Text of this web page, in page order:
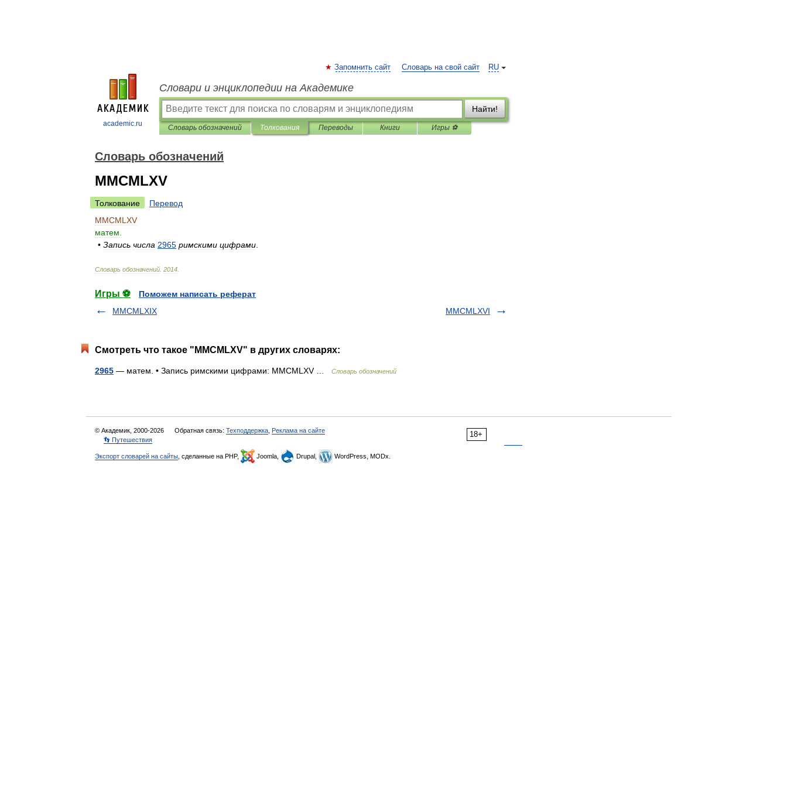
academic.ru
RU
Запомнить сайт Словарь на свой сайт
Словари и энциклопедии на Академике
Найти!
Словарь обозначений Толкования Переводы Книги Игры ⚽
Словарь обозначений
MMCMLXV
Толкование
Перевод
MMCMLXV
матем
• Запись числа 2965 римскими цифрами
Словарь обозначений 2014
Игры ⚽
Поможем написать реферат
MMCMLXIX
MMCMLXVI
Смотреть что такое "MMCMLXV" в других словарях:
2965 — матем. • Запись римскими цифрами: MMCMLXV … Словарь обозначений
18+
© Академик, 2000-2026 Обратная связь: Техподдержка Реклама на сайте
👣 Путешествия
Экспорт словарей на сайты , сделанные на PHP, Joomla, Drupal, WordPress, MODx.